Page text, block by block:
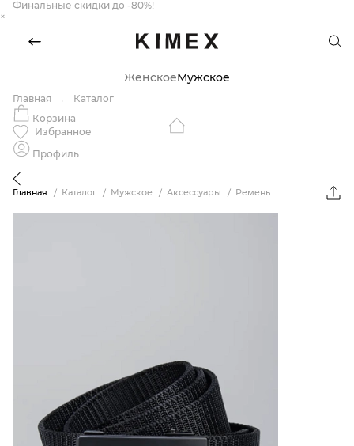
Финальные скидки до -80%!
×
ЖенскоеМужское
Главная
Каталог
Корзина
Избранное
Профиль
Главная Каталог Мужское Аксессуары Ремень